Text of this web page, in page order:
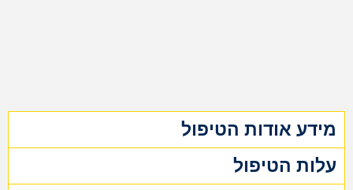
מידע אודות הטיפול
עלות הטיפול